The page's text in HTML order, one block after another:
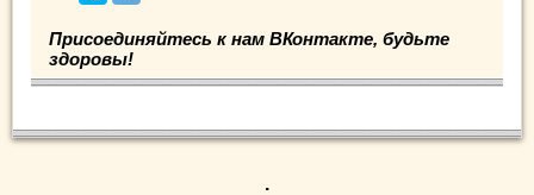
Присоединяйтесь к нам ВКонтакте, будьте
здоровы!
.